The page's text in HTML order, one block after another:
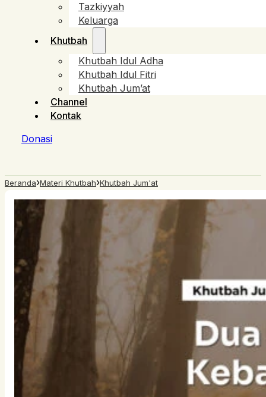
Tazkiyyah
Keluarga
Khutbah
Khutbah Idul Adha
Khutbah Idul Fitri
Khutbah Jum’at
Channel
Kontak
Donasi
Beranda›Materi Khutbah›Khutbah Jum'at